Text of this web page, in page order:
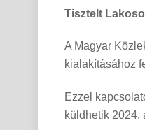
Tisztelt
A Magyar
kialakításához
Ezzel
küldhetik 2024.